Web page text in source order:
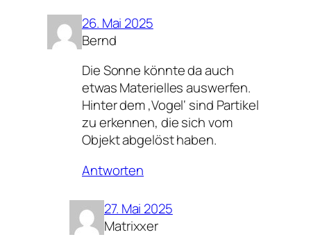
26. Mai 2025
Bernd
Die Sonne könnte da auch
etwas Materielles auswerfen.
Hinter dem ‚Vogel‘ sind Partikel
zu erkennen, die sich vom
Objekt abgelöst haben.
Antworten
27. Mai 2025
Matrixxer